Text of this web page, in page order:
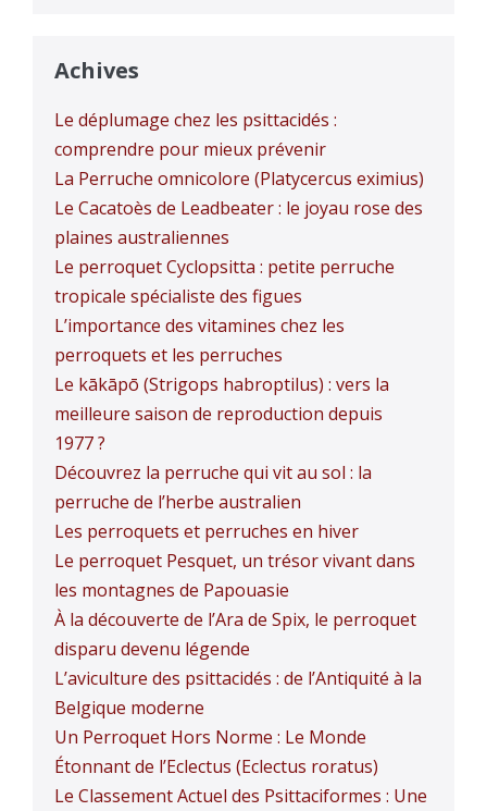
Achives
Le déplumage chez les psittacidés :
comprendre pour mieux prévenir
La Perruche omnicolore (Platycercus eximius)
Le Cacatoès de Leadbeater : le joyau rose des
plaines australiennes
Le perroquet Cyclopsitta : petite perruche
tropicale spécialiste des figues
L’importance des vitamines chez les
perroquets et les perruches
Le kākāpō (Strigops habroptilus) : vers la
meilleure saison de reproduction depuis
1977 ?
Découvrez la perruche qui vit au sol : la
perruche de l’herbe australien
Les perroquets et perruches en hiver
Le perroquet Pesquet, un trésor vivant dans
les montagnes de Papouasie
À la découverte de l’Ara de Spix, le perroquet
disparu devenu légende
L’aviculture des psittacidés : de l’Antiquité à la
Belgique moderne
Un Perroquet Hors Norme : Le Monde
Étonnant de l’Eclectus (Eclectus roratus)
Le Classement Actuel des Psittaciformes : Une